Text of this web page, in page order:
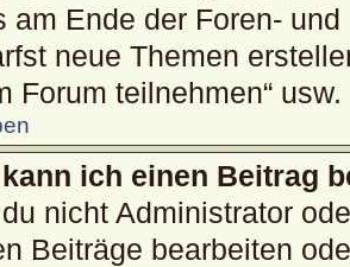
am Ende der Foren-
neue Themen
Forum teilnehmen“ usw.
ich einen Beitrag
nicht Administrator
Beiträge bearbeiten